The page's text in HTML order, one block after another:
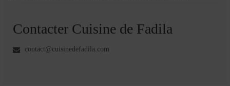
Contacter Cuisine de Fadila
contact@cuisinedefadila.com